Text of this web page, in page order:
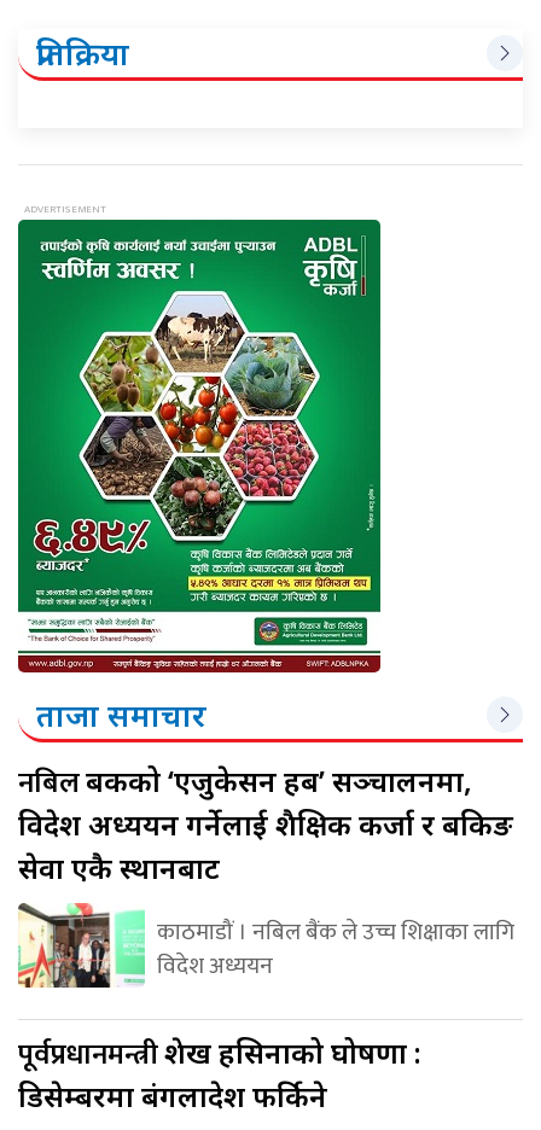
प्रतिक्रिया
ताजा समाचार
नबिलबैंकको ‘एजुकेसन हब’ सञ्चालनमा,
विदेश अध्ययन गर्नेलाई शैक्षिक कर्जा र बैंकिङ
सेवा एकै स्थानबाट
काठमाडौं । नबिल बैंक ले उच्च शिक्षाका लागि
विदेश अध्ययन
पूर्वप्रधानमन्त्रीशेख हसिनाको घोषणा :
डिसेम्बरमा बंगलादेश फर्किने